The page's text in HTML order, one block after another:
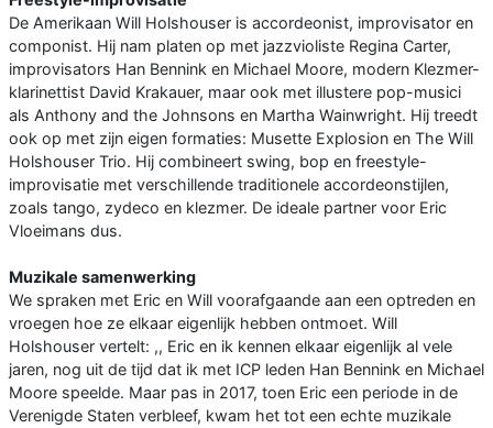
De Amerikaan Will Holshouser is accordeonist, improvisator en
componist. Hij nam platen op met jazzvioliste Regina Carter,
improvisators Han Bennink en Michael Moore, modern Klezmer-
klarinettist David Krakauer, maar ook met illustere pop-musici
als Anthony and the Johnsons en Martha Wainwright. Hij treedt
ook op met zijn eigen formaties: Musette Explosion en The Will
Holshouser Trio. Hij combineert swing, bop en freestyle-
improvisatie met verschillende traditionele accordeonstijlen,
zoals tango, zydeco en klezmer. De ideale partner voor Eric
Vloeimans dus.
Muzikale samenwerking
We spraken met Eric en Will voorafgaande aan een optreden en
vroegen hoe ze elkaar eigenlijk hebben ontmoet. Will
Holshouser vertelt: ,, Eric en ik kennen elkaar eigenlijk al vele
jaren, nog uit de tijd dat ik met ICP leden Han Bennink en Michael
Moore speelde. Maar pas in 2017, toen Eric een periode in de
Verenigde Staten verbleef, kwam het tot een echte muzikale